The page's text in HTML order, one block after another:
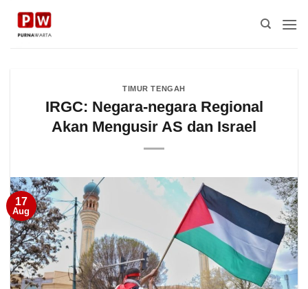
TIMUR TENGAH
IRGC: Negara-negara Regional
Akan Mengusir AS dan Israel
17
Aug